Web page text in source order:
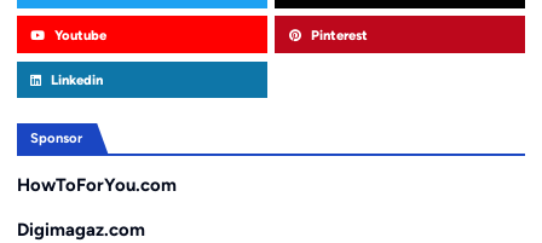
Youtube Pinterest
Linkedin
Sponsor
HowToForYou.com
Digimagaz.com